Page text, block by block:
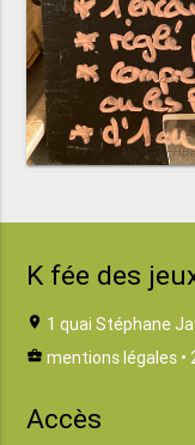
K fée des
location_on 1 quai Stéphane
business_center mentions légales •
Accès